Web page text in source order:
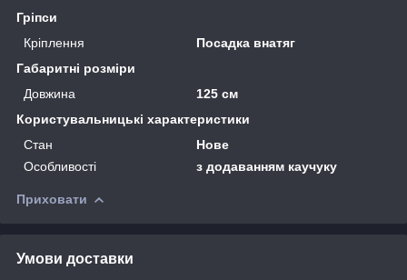
Гріпси
Кріплення
Посадка внатяг
Габаритні розміри
Довжина
125 см
Користувальницькі характеристики
Стан
Нове
Особливості
з додаванням каучуку
Приховати
Умови доставки